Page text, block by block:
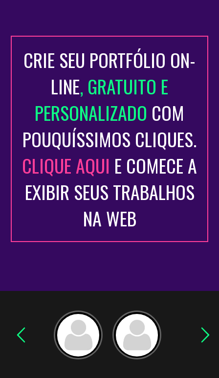
CRIE SEU PORTFÓLIO ON-
LINE, GRATUITO E
PERSONALIZADO COM
POUQUÍSSIMOS CLIQUES.
CLIQUE AQUI E COMECE A
EXIBIR SEUS TRABALHOS
NA WEB